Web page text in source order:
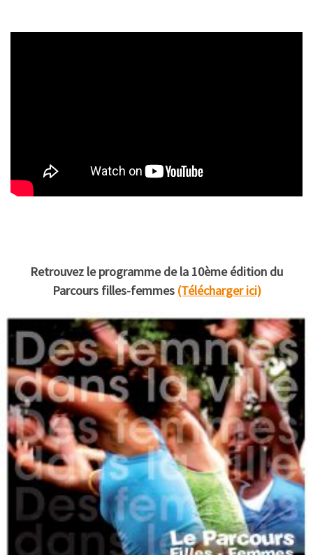
Retrouvez le programme de la 10ème édition du
Parcours filles-femmes (Télécharger ici)